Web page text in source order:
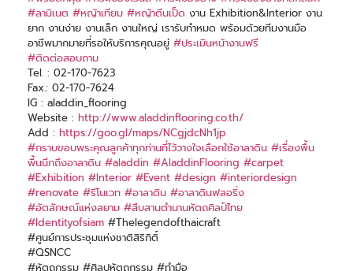
#ลามิเนต #หญ้าเทียม #หญ้าตีนเป็ด งาน Exhibition&Interior งาน
ยาก งานง่าย งานเล็ก งานใหญ่ เรารับทำหมด พร้อมด้วยทีมงานมือ
อาชีพมากมายที่รอให้บริการคุณอยู่ #ประเมินหน้างานฟรี
#ติดต่อสอบถาม
Tel. : 02-170-7623
Fax.: 02-170-7624
IG : aladdin_flooring
Website : http://www.aladdinflooring.co.th/
Add : https://goo.gl/maps/NCgjdcNh1jp
#กราบขอบพระคุณลูกค้าทุกท่านที่ไว้วางใจเลือกใช้อาลาดิน #เรื่องพื้น
พื้นนึกถึงอาลาดิน #aladdin #AladdinFlooring #carpet
#Exhibition #Interior #Event #design #interiordesign
#renovate #รีโนเวท #อาลาดิน #อาลาดินฟลอริ่ง
#อัตลักษณ์แห่งสยาม #สืบสานตำนานหัตถศิลป์ไทย
#Identityofsiam #Thelegendofthaicraft
#ศูนย์การประชุมแห่งชาติสิริกิติ์
#QSNCC
#หัตถกรรม #ศิลปหัตถกรรม #ทำมือ